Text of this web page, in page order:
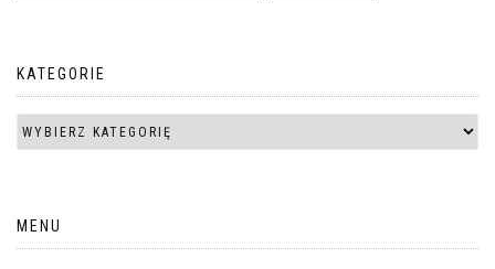
KATEGORIE
MENU